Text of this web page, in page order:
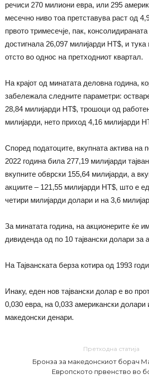
речиси 270 милиони евра, или 295
месечно ниво тоа претставува раст од
првото тримесечје, пак,
достигнала 26,097 милијарди НТ$, и
отсто во однос на претходниот квартал.
На крајот од минатата деловна година,
забележала следните параметри:
28,84 милијарди НТ$, трошоци од
милијарди, нето приход 4,16 милијарди
Според податоците, вкупната актива на
2022 година била 277,19 милијарди
вкупните обврски 155,64 милијарди, а
акциите – 121,55 милијарди НТ$, што е
четири милијарди долари и на 3,6
За минатата година, на акционерите ќе
дивиденда од по 10 тајвански долари за
На Тајванската берза котира од 1993
Инаку, еден нов тајвански долар е во
0,030 евра, на 0,033 американски долари
македонски денари.
Претходна статија
Бронза за македонскиот борач
Европското првенство во